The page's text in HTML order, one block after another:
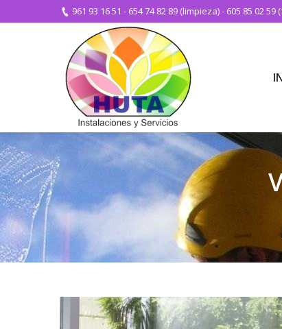
961 93 16 51 - 654 74 82 89 (limpieza)- 605 85 02